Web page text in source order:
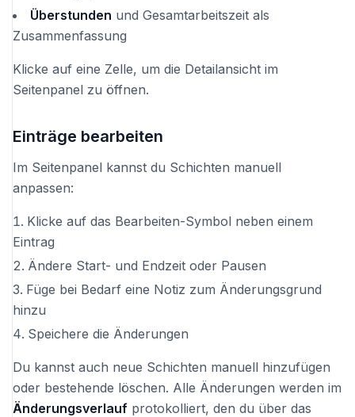
Überstunden und Gesamtarbeitszeit als
Zusammenfassung
Klicke auf eine Zelle, um die Detailansicht im
Seitenpanel zu öffnen.
Einträge bearbeiten
Im Seitenpanel kannst du Schichten manuell
anpassen:
Klicke auf das Bearbeiten-Symbol neben einem
Eintrag
Ändere Start- und Endzeit oder Pausen
Füge bei Bedarf eine Notiz zum Änderungsgrund
hinzu
Speichere die Änderungen
Du kannst auch neue Schichten manuell hinzufügen
oder bestehende löschen. Alle Änderungen werden im
Änderungsverlauf protokolliert, den du über das